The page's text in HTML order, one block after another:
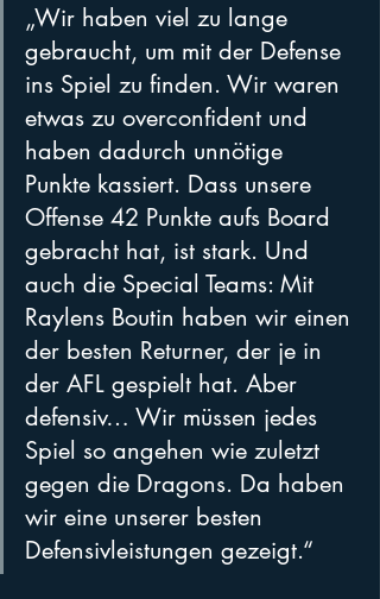
„Wir haben viel zu lange
gebraucht, um mit der Defense
ins Spiel zu finden. Wir waren
etwas zu overconfident und
haben dadurch unnötige
Punkte kassiert. Dass unsere
Offense 42 Punkte aufs Board
gebracht hat, ist stark. Und
auch die Special Teams: Mit
Raylens Boutin haben wir einen
der besten Returner, der je in
der AFL gespielt hat. Aber
defensiv… Wir müssen jedes
Spiel so angehen wie zuletzt
gegen die Dragons. Da haben
wir eine unserer besten
Defensivleistungen gezeigt.“